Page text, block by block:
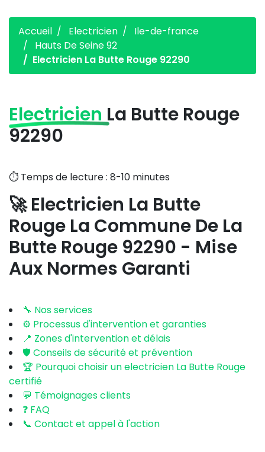
Accueil Electricien
Ile-de-france
Hauts De Seine 92
Electricien La Butte Rouge 92290
Electricien La Butte Rouge
92290
⏱️ Temps de lecture : 8-10 minutes
🚀 Electricien La Butte
Rouge La Commune De La
Butte Rouge 92290 - Mise
Aux Normes Garanti
🔧 Nos services
⚙️ Processus d'intervention et garanties
📍 Zones d'intervention et délais
🛡️ Conseils de sécurité et prévention
🏆 Pourquoi choisir un electricien La Butte Rouge
certifié
💬 Témoignages clients
❓ FAQ
📞 Contact et appel à l'action